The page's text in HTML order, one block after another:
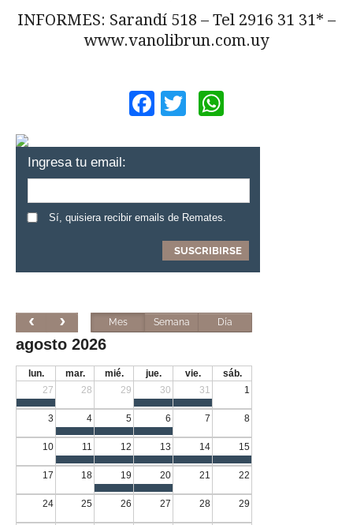
INFORMES: Sarandí 518 – Tel 2916 31 31* –
www.vanolibrun.com.uy
Facebook
Twitter
Ingresa tu email:
Sí, quisiera recibir emails de Remates.
Mes Semana Día
agosto 2026
lun. mar. mié. jue. vie.
sáb.
27
28 29 30 31 1
3 4 5 6 7 8
10 11 12 13 14 15
17 18 19 20 21 22
24 25 26 27 28 29